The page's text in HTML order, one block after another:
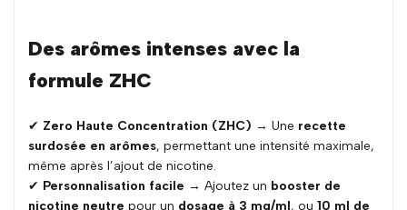
Des arômes intenses avec la
formule ZHC
✔ Zero Haute Concentration (ZHC) → Une recette
surdosée en arômes, permettant une intensité maximale,
même après l’ajout de nicotine.
✔ Personnalisation facile → Ajoutez un booster de
nicotine neutre pour un dosage à 3 mg/ml, ou 10 ml de